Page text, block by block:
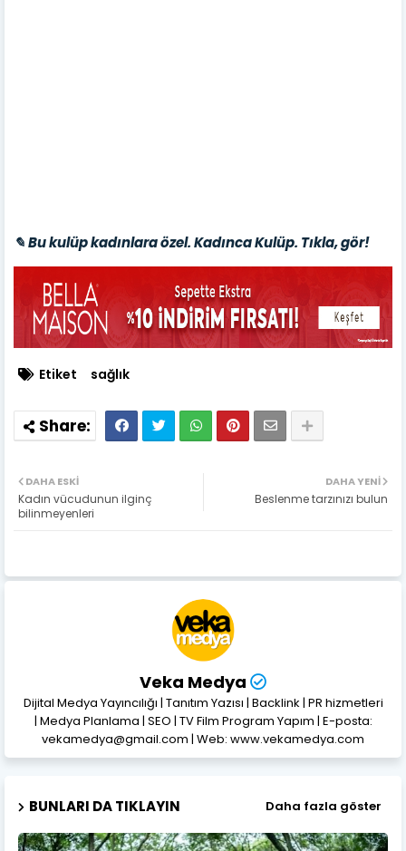
✎ Bu kulüp kadınlara özel. Kadınca Kulüp. Tıkla, gör!
Etiket sağlık
DAHA YENI
Beslenme tarzınızı bulun
DAHA ESKI
Kadın vücudunun ilginç
bilinmeyenleri
Veka Medya
Dijital Medya Yayıncılığı | Tanıtım Yazısı | Backlink | PR hizmetleri
| Medya Planlama | SEO | TV Film Program Yapım | E-posta:
vekamedya@gmail.com | Web: www.vekamedya.com
BUNLARI DA TIKLAYIN Daha fazla göster